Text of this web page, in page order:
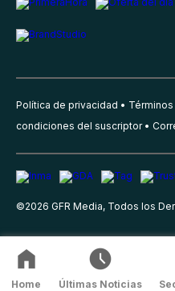
Política de privacidad
condiciones del suscriptor
©2026 GFR Media, Todos los
Home Últimas Noticias